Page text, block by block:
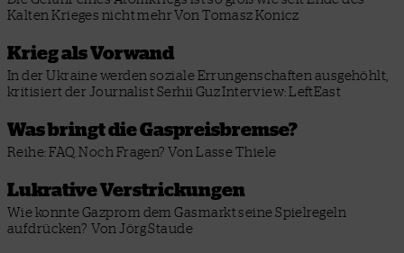
Kalten Krieges nicht mehrVon Tomasz Konicz
Krieg als Vorwand
In der Ukraine werden soziale Errungenschaften ausgehöhlt,
kritisiert der Journalist Serhii GuzInterview: LeftEast
Was bringt die Gaspreisbremse?
Reihe: FAQ. Noch Fragen? Von Lasse Thiele
Lukrative Verstrickungen
Wie konnte Gazprom dem Gasmarkt seine Spielregeln
aufdrücken? Von Jörg Staude